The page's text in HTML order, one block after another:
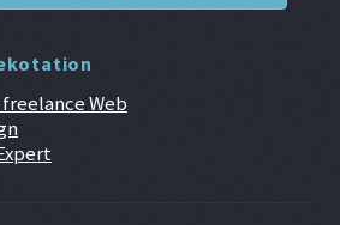
Web